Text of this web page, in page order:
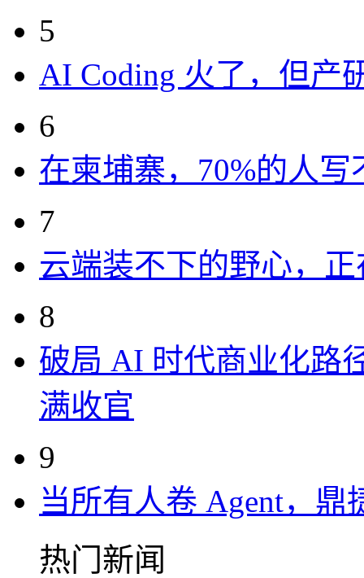
5
AI Coding 火了，但产
6
在柬埔寨，70%的人写
7
云端装不下的野心，
8
破局 AI 时代商业化路
满收官
9
当所有人卷 Agent，
热门新闻